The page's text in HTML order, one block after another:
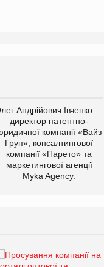
Андрійович Івченко —
директор патентно-
компанії «Вайз
Груп», консалтингової
компанії «Парето» та
маркетингової агенції
Myka Agency.